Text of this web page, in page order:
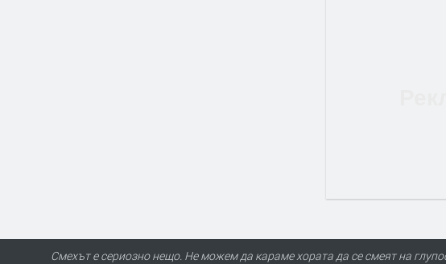
Смехът е сериозно нещо. Не можем да караме хората да се смеят на